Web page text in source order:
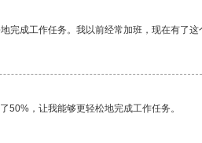
完成工作任务。我以前经常加班，现在有了这
50%，让我能够更轻松地完成工作任务。